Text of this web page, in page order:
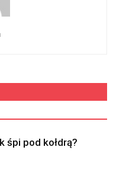
śpi pod kołdrą?